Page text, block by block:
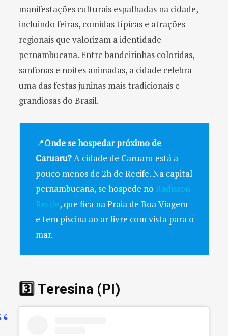
manifestações culturais espalhadas na cidade,
incluindo feiras, comidas típicas e atrações
regionais que valorizam a identidade
pernambucana. Entre bandeirinhas coloridas,
sanfonas e noites animadas, a cidade celebra
uma das festas juninas mais tradicionais e
grandiosas do Brasil.
📍Onde se hospedar próximo de
Caruaru? A cidade de Caruaru está a
pouco menos de 2h de Recife. Na capital
pernambucana, se hospede no Radisson
Recife, que fica na Praia de Boa Viagem
e tem piscina ao ar livre com vista para o
mar.
3️⃣ Teresina (PI)